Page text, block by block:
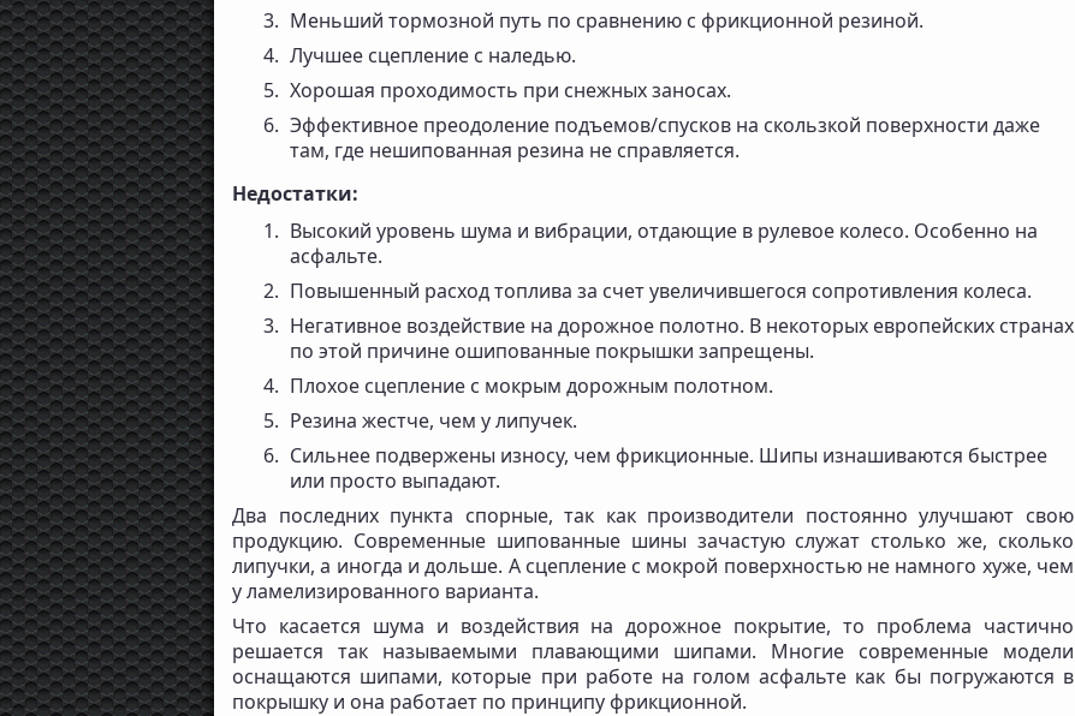
Меньший тормозной путь по сравнению с фрикционной резиной.
Лучшее сцепление с наледью.
Хорошая проходимость при снежных заносах.
Эффективное преодоление подъемов/спусков на скользкой поверхности даже
там, где нешипованная резина не справляется.
Недостатки:
Высокий уровень шума и вибрации, отдающие в рулевое колесо. Особенно на
асфальте.
Повышенный расход топлива за счет увеличившегося сопротивления колеса.
Негативное воздействие на дорожное полотно. В некоторых европейских странах
по этой причине ошипованные покрышки запрещены.
Плохое сцепление с мокрым дорожным полотном.
Резина жестче, чем у липучек.
Сильнее подвержены износу, чем фрикционные. Шипы изнашиваются быстрее
или просто выпадают.
Два последних пункта спорные, так как производители постоянно улучшают свою
продукцию. Современные шипованные шины зачастую служат столько же, сколько
липучки, а иногда и дольше. А сцепление с мокрой поверхностью не намного хуже, чем
у ламелизированного варианта.
Что касается шума и воздействия на дорожное покрытие, то проблема частично
решается так называемыми плавающими шипами. Многие современные модели
оснащаются шипами, которые при работе на голом асфальте как бы погружаются в
покрышку и она работает по принципу фрикционной.